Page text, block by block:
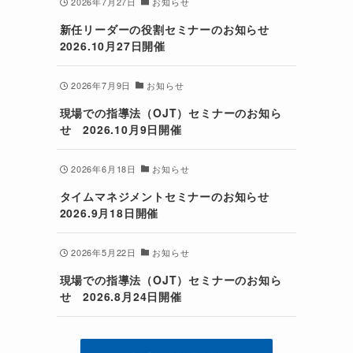
新任リーダーの役割セミナーのお知らせ
2026.10月27日開催
2026年7月9日 お知らせ
現場での指導法（OJT）セミナーのお知ら
せ 2026.10月9日開催
2026年6月18日 お知らせ
タイムマネジメントセミナーのお知らせ
2026.9月18日開催
2026年5月22日 お知らせ
現場での指導法（OJT）セミナーのお知ら
せ 2026.8月24日開催